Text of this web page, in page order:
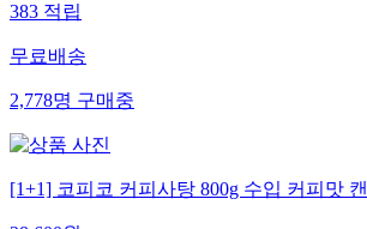
383적립
무료배송
2,778명구매중
[1+1] 코피코 커피사탕 800g 수입 커피맛